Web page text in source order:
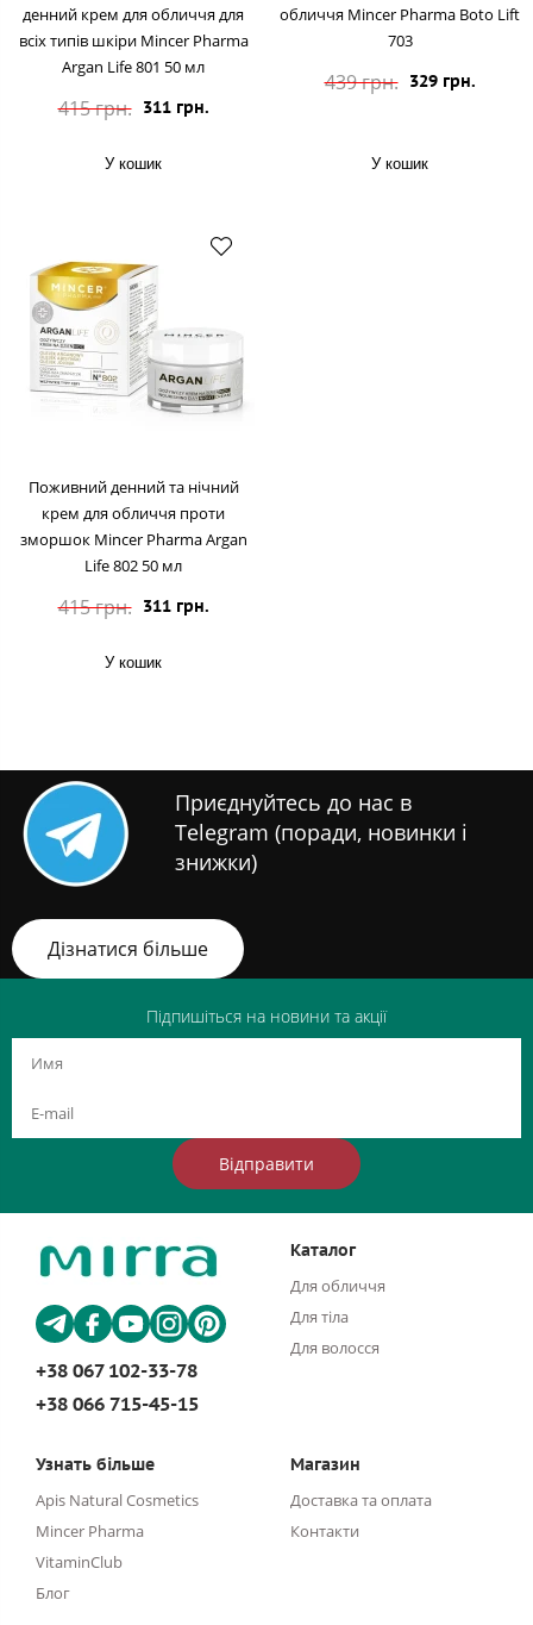
денний крем для обличчя для
всіх типів шкіри Mincer Pharma
Argan Life 801 50 мл
415 грн. 311 грн.
У кошик
обличчя Mincer Pharma Boto Lift
703
439 грн. 329 грн.
У кошик
Поживний денний та нічний
крем для обличчя проти
зморшок Mincer Pharma Argan
Life 802 50 мл
415 грн. 311 грн.
У кошик
Приєднуйтесь до нас в
Telegram (поради, новинки і
знижки)
Дізнатися більше
Підпишіться на новини та акції
Відправити
+38 067 102-33-78
+38 066 715-45-15
Каталог
Для обличчя
Для тіла
Для волосся
Узнать більше
Apis Natural Cosmetics
Mincer Pharma
VitaminClub
Блог
Магазин
Доставка та оплата
Контакти